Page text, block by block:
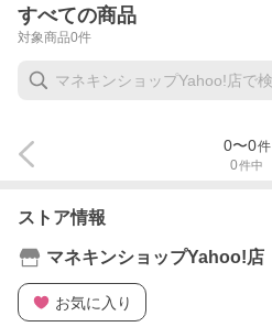
すべての商品
対象商品0件
0件中
0〜0件
ストア情報
マネキンショップYahoo!店
お気に入り